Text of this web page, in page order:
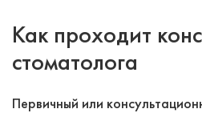
Как проходит
стоматолога
Первичный или